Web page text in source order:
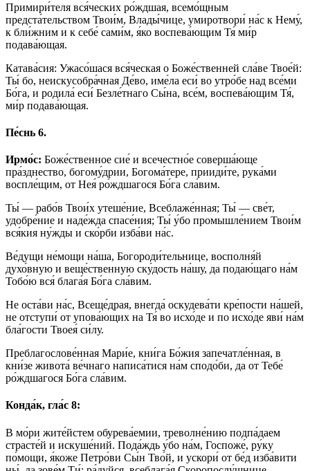
Примири́теля вся́ческих ро́ждшая, всемо́щным
предста́тельством Твои́м, Влады́чице, умиротвори́ на́с к Нему́,
к бли́жним и к себе́ сами́м, я́ко воспева́ющим Тя́ ми́р
подава́ющая.
Катава́сия: Ужасо́шася вся́ческая о Боже́ственней сла́ве Твое́й:
Ты́ бо, неискусобра́чная Де́во, име́ла еси́ во утро́бе над все́ми
Бо́га, и родила́ еси́ Безле́тнаго Сы́на, все́м, воспева́ющим Тя́,
ми́р подава́ющая.
Пе́снь 6.
Ирмо́с: Боже́ственное сие́ и всечестно́е соверша́юще
пра́зднество, богому́дрии, Богома́тере, прииди́те, рука́ми
воспле́щим, от Нея́ ро́ждшагося Бо́га сла́вим.
Ты́ — рабо́в Твои́х утеше́ние, Всеблаже́нная; Ты́ — све́т,
удобре́ние и наде́жда спасе́ния; Ты́ у́бо промышле́нием Твои́м
вся́кия ну́жды и ско́рби изба́ви на́с.
Ве́дущи не́мощи на́ша, Богороди́тельнице, восполня́й
духо́вную и веще́ственную ску́дость на́шу, да подаю́щаго на́м
Тобо́ю вся́ блага́я Бо́га сла́вим.
Не оста́ви на́с, Всеще́драя, внегда́ оскудева́ти кре́пости на́шей,
не отступи́ от упова́ющих на Тя́ во исхо́де и по исхо́де яви́ на́м
бла́гости Твоея́ си́лу.
Преблагослове́нная Мари́е, кни́га Бо́жия запечатле́нная, в
кни́зе живота́ ве́чнаго написа́тися на́м сподо́би, да от Тебе́
ро́ждшагося Бо́га сла́вим.
Конда́к, гла́с 8:
В мо́ри жите́йстем обурева́емии, треволне́нию подпа́даем
страсте́й и искуше́ний. Пода́ждь у́бо на́м, Госпоже́, ру́ку
по́мощи, я́коже Петро́ви Сы́н Тво́й, и ускори́ от бе́д изба́вити